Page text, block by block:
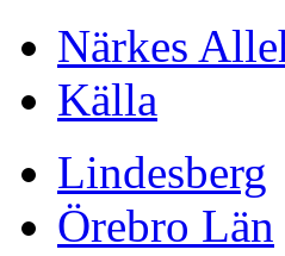
Närkes
Källa
Lindesberg
Örebro Län